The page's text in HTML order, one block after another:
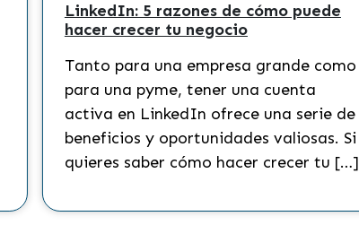
LinkedIn: 5 razones de cómo puede
hacer crecer tu negocio
Tanto para una empresa grande como
para una pyme, tener una cuenta
activa en LinkedIn ofrece una serie de
beneficios y oportunidades valiosas. Si
quieres saber cómo hacer crecer tu […]